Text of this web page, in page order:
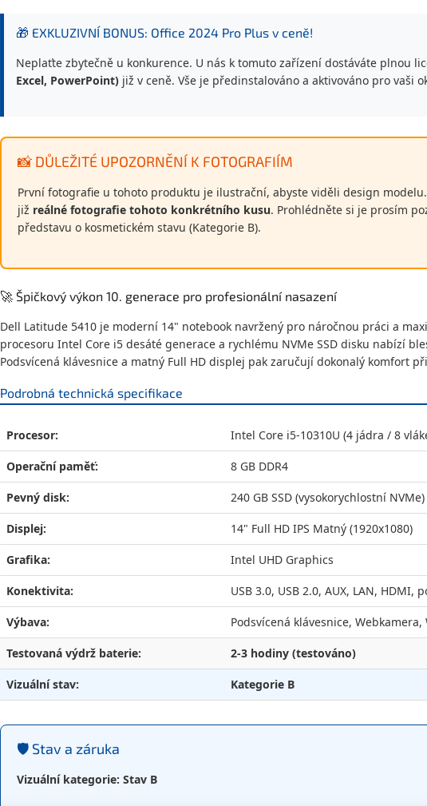
🎁 EXKLUZIVNÍ BONUS: Office 2024 Pro Plus v ceně!
Neplaťte zbytečně u konkurence. U nás k tomuto zařízení dostáváte plnou
Excel, PowerPoint) již v ceně. Vše je předinstalováno a aktivováno pro vaši
📸 DŮLEŽITÉ UPOZORNĚNÍ K FOTOGRAFIÍM
První fotografie u tohoto produktu je ilustrační, abyste viděli design
již reálné fotografie tohoto konkrétního kusu. Prohlédněte si je prosím
představu o kosmetickém stavu (Kategorie B).
🚀 Špičkový výkon 10. generace pro profesionální nasazení
Dell Latitude 5410 je moderní 14" notebook navržený pro náročnou práci a
procesoru Intel Core i5 desáté generace a rychlému NVMe SSD disku nabízí
Podsvícená klávesnice a matný Full HD displej pak zaručují dokonalý komfort
Podrobná technická specifikace
Procesor: Intel Core i5-10310U (4 jádra / 8
Operační paměť: 8 GB DDR4
Pevný disk: 240 GB SSD (vysokorychlostní NVMe)
Displej: 14" Full HD IPS Matný (1920x1080)
Grafika: Intel UHD Graphics
Konektivita: USB 3.0, USB 2.0, AUX, LAN, HDMI,
Výbava: Podsvícená klávesnice,
Testovaná výdrž baterie: 2-3 hodiny (testováno)
Vizuální stav: Kategorie B
🛡️ Stav a záruka
Vizuální kategorie: Stav B